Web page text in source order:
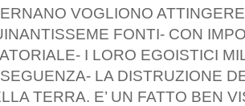
VOGLIONO
FONTI- CON
I LORO EGOISTICI
LA DISTRUZIONE
TERRA. E’ UN FATTO BEN